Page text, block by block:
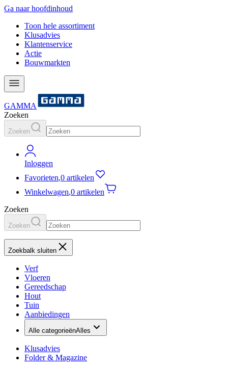
Ga naar hoofdinhoud
Toon hele assortiment
Klusadvies
Klantenservice
Actie
Bouwmarkten
GAMMA
Zoeken
Zoeken
Inloggen
Favorieten,0 artikelen
Winkelwagen,0 artikelen
Zoeken
Zoeken
Zoekbalk sluiten
Verf
Vloeren
Gereedschap
Hout
Tuin
Aanbiedingen
Alle categorieënAlles
Klusadvies
Folder & Magazine